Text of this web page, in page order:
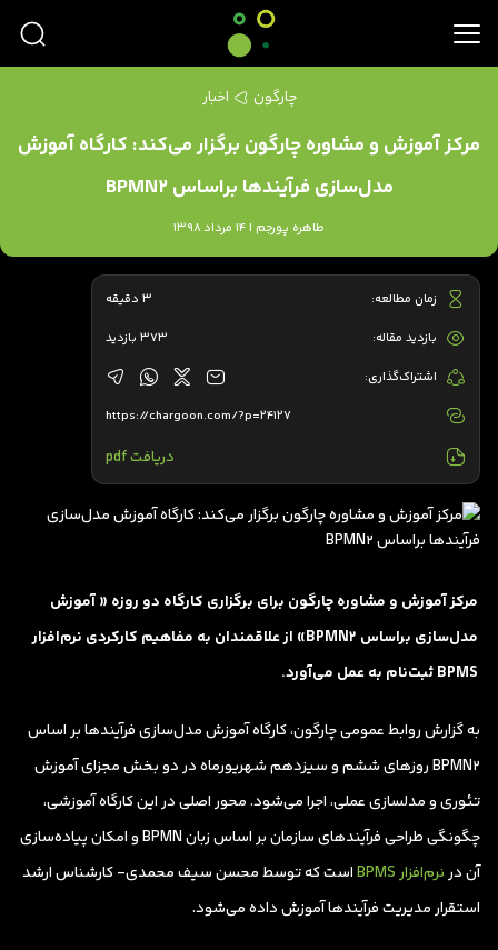
چارگون اخبار
مرکز آموزش و مشاوره چارگون برگزار می‌کند: کارگاه آموزش
مدل‌سازی فرآیندها براساس BPMN2
طاهره پورجم | 14 مرداد 1398
مرکز آموزش و مشاوره چارگون برای برگزاری کارگاه دو روزه « آموزش
مدل‌سازی براساس BPMN2» از علاقمندان به مفاهیم کارکردی نرم‌افزار
BPMS ثبت‌نام به عمل می‌آورد.
به گزارش روابط عمومی چارگون، کارگاه آموزش مدل‌سازی فرآیندها بر اساس
BPMN2 روزهای ششم و سیزدهم شهریورماه در دو بخش مجزای آموزش
تئوری و مدلسازی عملی، اجرا می‌شود. محور اصلی در این کارگاه آموزشی،
چگونگی طراحی فرآیندهای سازمان بر اساس زبان BPMN و امکان پیاده‌سازی
آن در نرم‌افزار BPMS
است که توسط محسن سیف محمدی- کارشناس ارشد
استقرار مدیریت فرآیندها آموزش داده می‌شود.
زمان مطالعه: 3 دقیقه
بازدید مقاله: 373 بازدید
اشتراک‌گذاری:
https://chargoon.com/?p=24127
دریافت pdf